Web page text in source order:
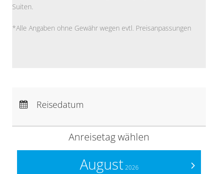
Suiten.
*Alle Angaben ohne Gewähr wegen evtl. Preisanpassungen
Abreise:keine Auswahl
Reisedatum
Anreisetag wählen
>
August 2026